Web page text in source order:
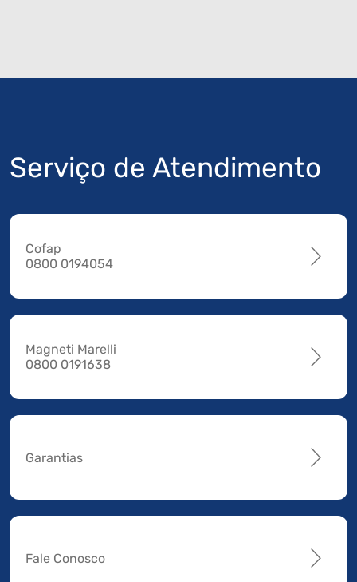
Serviço de Atendimento
Cofap
0800 0194054
Magneti Marelli
0800 0191638
Garantias
Fale Conosco